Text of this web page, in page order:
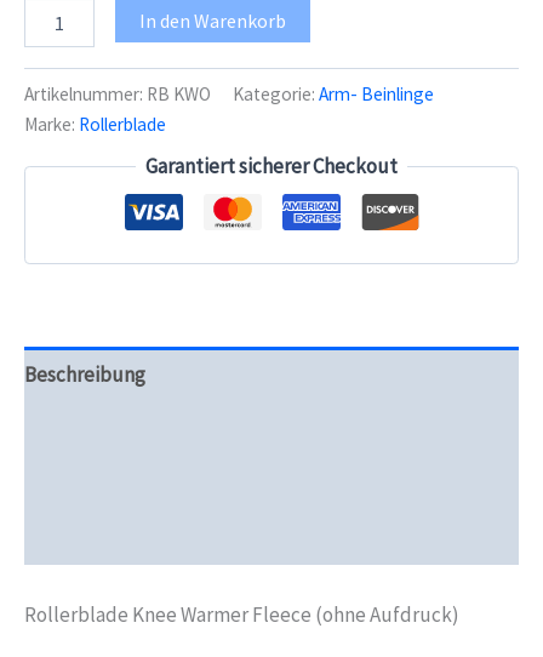
Knee
Fleece
(ohne
Aufdruck)
In den Warenkorb
Artikelnummer: RB KWO Kategorie: Arm- Beinlinge
Marke: Rollerblade
Garantiert sicherer Checkout
Beschreibung
Rollerblade Knee Warmer Fleece (ohne Aufdruck)